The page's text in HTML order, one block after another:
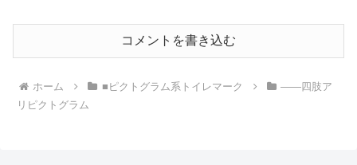
コメントを書き込む
ホーム ■ピクトグラム系トイレマーク
――四肢ア
リピクトグラム